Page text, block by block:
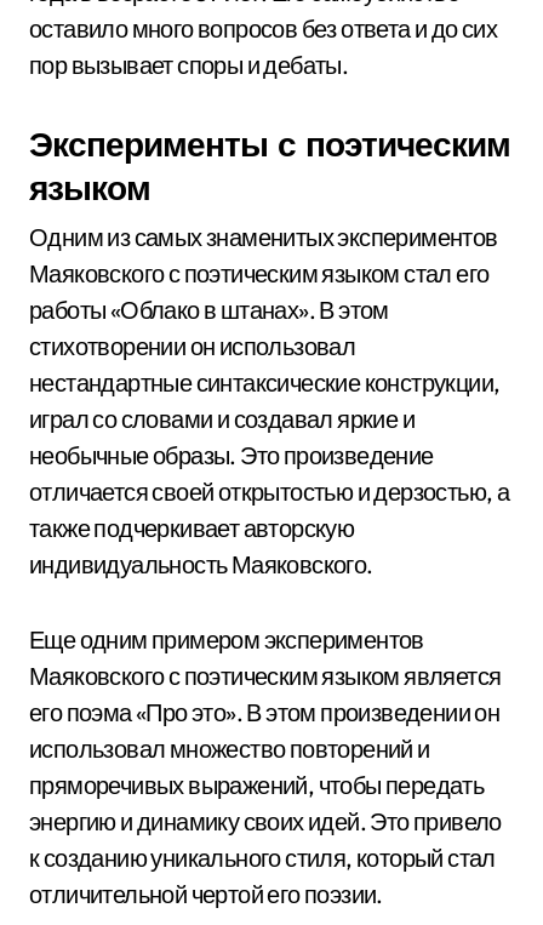
оставило много вопросов без ответа и до сих
пор вызывает споры и дебаты.
Эксперименты с поэтическим
языком
Одним из самых знаменитых экспериментов
Маяковского с поэтическим языком стал его
работы «Облако в штанах». В этом
стихотворении он использовал
нестандартные синтаксические конструкции,
играл со словами и создавал яркие и
необычные образы. Это произведение
отличается своей открытостью и дерзостью, а
также подчеркивает авторскую
индивидуальность Маяковского.
Еще одним примером экспериментов
Маяковского с поэтическим языком является
его поэма «Про это». В этом произведении он
использовал множество повторений и
пряморечивых выражений, чтобы передать
энергию и динамику своих идей. Это привело
к созданию уникального стиля, который стал
отличительной чертой его поэзии.